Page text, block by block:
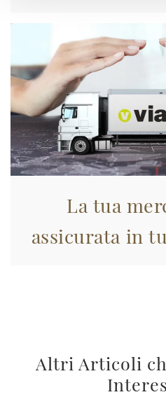
La tua
assicurata in
Altri Articoli